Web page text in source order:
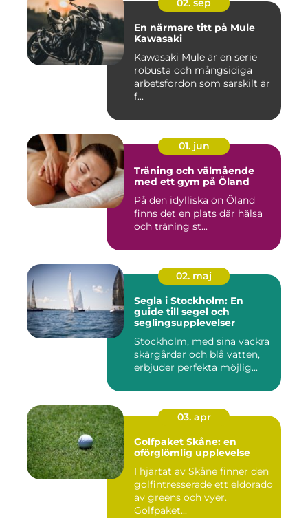
02. sep
En närmare titt på Mule
Kawasaki
Kawasaki Mule är en serie
robusta och mångsidiga
arbetsfordon som särskilt är
f...
01. jun
Träning och välmående
med ett gym på Öland
På den idylliska ön Öland
finns det en plats där hälsa
och träning st...
02. maj
Segla i Stockholm: En
guide till segel och
seglingsupplevelser
Stockholm, med sina vackra
skärgårdar och blå vatten,
erbjuder perfekta möjlig...
03. apr
Golfpaket Skåne: en
oförglömlig upplevelse
I hjärtat av Skåne finner den
golfintresserade ett eldorado
av greens och vyer.
Golfpaket...